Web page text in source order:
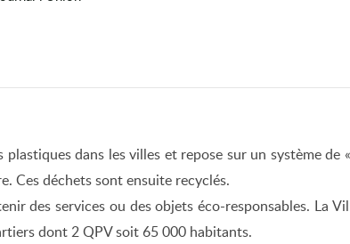
dans les villes et repose sur un système
Ces déchets sont ensuite recyclés.
des services ou des objets éco-responsables. La
dont 2 QPV soit 65 000 habitants.